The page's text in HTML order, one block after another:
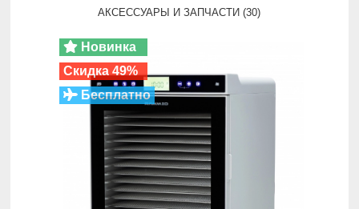
АКСЕССУАРЫ И ЗАПЧАСТИ (30)
Новинка
Скидка 49%
Бесплатно